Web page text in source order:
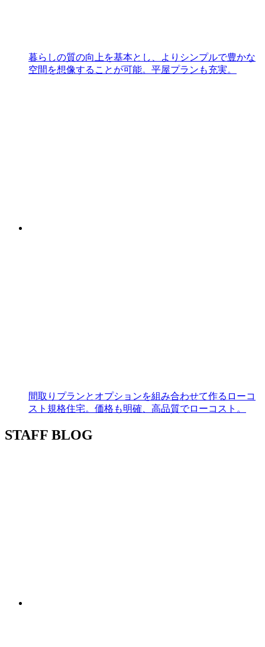
暮らしの質の向上を基本とし、よりシンプルで豊かな
空間を想像することが可能。平屋プランも充実。
間取りプランとオプションを組み合わせて作るローコ
スト規格住宅。価格も明確、高品質でローコスト。
STAFF BLOG